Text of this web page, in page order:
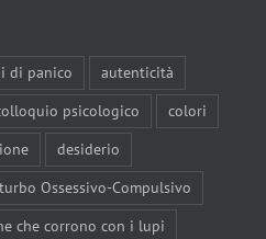
di panico
autenticità
psicologico
colori
desiderio
Ossessivo-Compulsivo
che corrono con i lupi